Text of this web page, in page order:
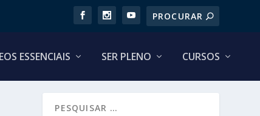
ESSENCIAIS SER PLENO CURSOS